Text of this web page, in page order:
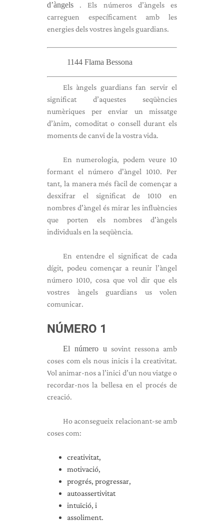
d’àngels . Els números d’àngels es
carreguen específicament amb les
energies dels vostres àngels guardians.
1144 Flama Bessona
Els àngels guardians fan servir el
significat d’aquestes seqüències
numèriques per enviar un missatge
d’ànim, comoditat o consell durant els
moments de canvi de la vostra vida.
En numerologia, podem veure 10
formant el número d'àngel 1010. Per
tant, la manera més fàcil de començar a
desxifrar el significat de 1010 en
nombres d'àngel és mirar les influències
que porten els nombres d'àngels
individuals en la seqüència.
En entendre el significat de cada
dígit, podeu començar a reunir l’àngel
número 1010, cosa que vol dir que els
vostres àngels guardians us volen
comunicar.
NÚMERO 1
El número u sovint ressona amb
coses com els nous inicis i la creativitat.
Vol animar-nos a l’inici d’un nou viatge o
recordar-nos la bellesa en el procés de
creació.
Ho aconsegueix relacionant-se amb
coses com:
creativitat,
motivació,
progrés, progressar,
autoassertivitat
intuïció, i
assoliment.